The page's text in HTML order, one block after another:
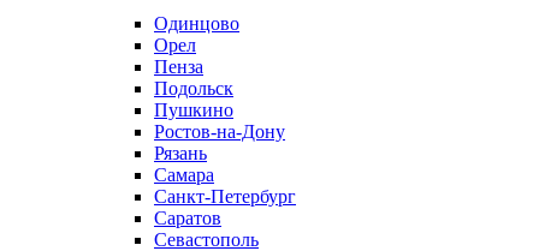
Одинцово
Орел
Пенза
Подольск
Пушкино
Ростов-на-Дону
Рязань
Самара
Санкт-Петербург
Саратов
Севастополь